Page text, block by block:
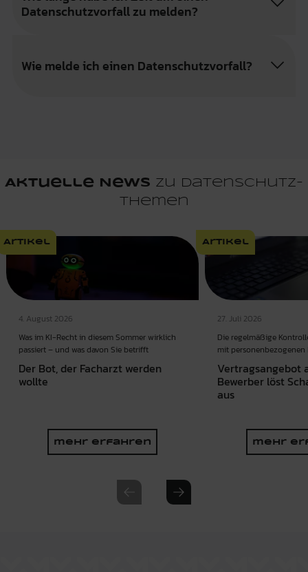
Datenschutzvorfall zu melden?
Wie melde ich einen Datenschutzvorfall?
Aktuelle News zu Datenschutz-
Themen
Artikel
4. August 2026
Was im KI-Recht in diesem Sommer wirklich
passiert – und was davon Sie betrifft
Der Bot, der Facharzt werden
wollte
mehr erfahren
Artikel
27. Juli 2026
Die regelmäßige
mit
Vertragsangebot
Bewerber löst
aus
mehr
Previous slide
Next slide